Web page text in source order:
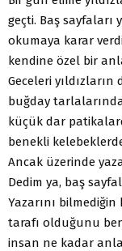
geçti. Baş sayfaları
okumaya karar
kendine özel bir
Geceleri
buğday
küçük dar
benekli
Ancak üzerinde
Dedim ya, baş
Yazarını
tarafı olduğunu
insan ne kadar